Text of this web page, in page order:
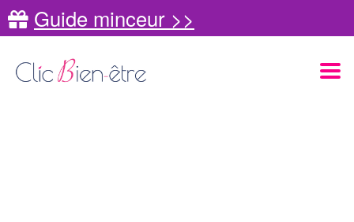
Guide minceur >>